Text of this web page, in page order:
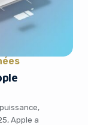
Apple a